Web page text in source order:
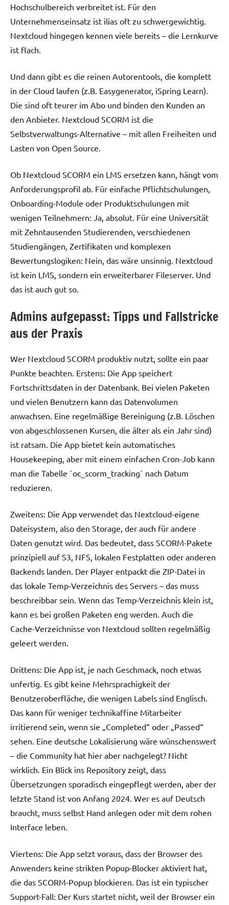
Hochschulbereich verbreitet ist. Für den
Unternehmenseinsatz ist ilias oft zu schwergewichtig.
Nextcloud hingegen kennen viele bereits – die Lernkurve
ist flach.
Und dann gibt es die reinen Autorentools, die komplett
in der Cloud laufen (z.B. Easygenerator, iSpring Learn).
Die sind oft teurer im Abo und binden den Kunden an
den Anbieter. Nextcloud SCORM ist die
Selbstverwaltungs-Alternative – mit allen Freiheiten und
Lasten von Open Source.
Ob Nextcloud SCORM ein LMS ersetzen kann, hängt vom
Anforderungsprofil ab. Für einfache Pflichtschulungen,
Onboarding-Module oder Produktschulungen mit
wenigen Teilnehmern: Ja, absolut. Für eine Universität
mit Zehntausenden Studierenden, verschiedenen
Studiengängen, Zertifikaten und komplexen
Bewertungslogiken: Nein, das wäre unsinnig. Nextcloud
ist kein LMS, sondern ein erweiterbarer Fileserver. Und
das ist auch gut so.
Admins aufgepasst: Tipps und Fallstricke
aus der Praxis
Wer Nextcloud SCORM produktiv nutzt, sollte ein paar
Punkte beachten. Erstens: Die App speichert
Fortschrittsdaten in der Datenbank. Bei vielen Paketen
und vielen Benutzern kann das Datenvolumen
anwachsen. Eine regelmäßige Bereinigung (z.B. Löschen
von abgeschlossenen Kursen, die älter als ein Jahr sind)
ist ratsam. Die App bietet kein automatisches
Housekeeping, aber mit einem einfachen Cron-Job kann
man die Tabelle `oc_scorm_tracking` nach Datum
reduzieren.
Zweitens: Die App verwendet das Nextcloud-eigene
Dateisystem, also den Storage, der auch für andere
Daten genutzt wird. Das bedeutet, dass SCORM-Pakete
prinzipiell auf S3, NFS, lokalen Festplatten oder anderen
Backends landen. Der Player entpackt die ZIP-Datei in
das lokale Temp-Verzeichnis des Servers – das muss
beschreibbar sein. Wenn das Temp-Verzeichnis klein ist,
kann es bei großen Paketen eng werden. Auch die
Cache-Verzeichnisse von Nextcloud sollten regelmäßig
geleert werden.
Drittens: Die App ist, je nach Geschmack, noch etwas
unfertig. Es gibt keine Mehrsprachigkeit der
Benutzeroberfläche, die wenigen Labels sind Englisch.
Das kann für weniger technikaffine Mitarbeiter
irritierend sein, wenn sie „Completed“ oder „Passed“
sehen. Eine deutsche Lokalisierung wäre wünschenswert
– die Community hat hier aber nachgelegt? Nicht
wirklich. Ein Blick ins Repository zeigt, dass
Übersetzungen sporadisch eingepflegt werden, aber der
letzte Stand ist von Anfang 2024. Wer es auf Deutsch
braucht, muss selbst Hand anlegen oder mit dem rohen
Interface leben.
Viertens: Die App setzt voraus, dass der Browser des
Anwenders keine strikten Popup-Blocker aktiviert hat,
die das SCORM-Popup blockieren. Das ist ein typischer
Support-Fall: Der Kurs startet nicht, weil der Browser ein